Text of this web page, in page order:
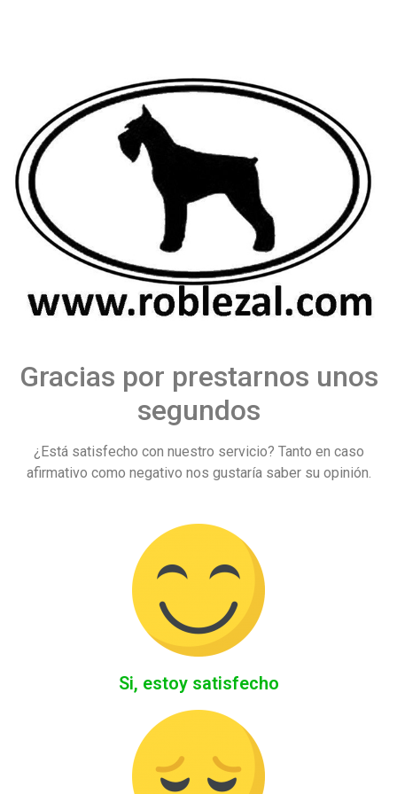
Gracias por prestarnos unos
segundos
¿Está satisfecho con nuestro servicio? Tanto en caso
afirmativo como negativo nos gustaría saber su opinión.
Si, estoy satisfecho